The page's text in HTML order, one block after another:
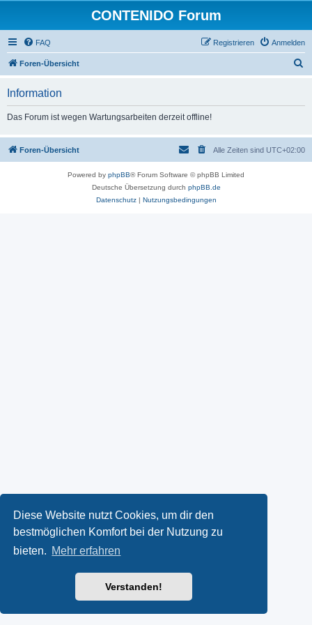
Diese Website nutzt Cookies, um dir den
bestmöglichen Komfort bei der Nutzung zu
bieten. Mehr erfahren
Verstanden!
CONTENIDO Forum
FAQ Anmelden
Registrieren
Foren-Übersicht
Information
Das Forum ist wegen Wartungsarbeiten derzeit offline!
Foren-Übersicht Alle Zeiten sind UTC+02:00
Powered by phpBB® Forum Software © phpBB Limited
Deutsche Übersetzung durch phpBB.de
Datenschutz| Nutzungsbedingungen